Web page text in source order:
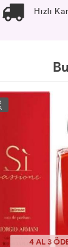
Hızlı
4 AL 3